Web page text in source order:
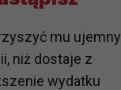
mu ujemny
niż dostaje z
wydatku